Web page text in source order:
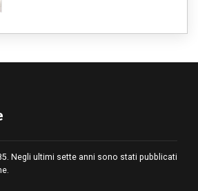
Negli ultimi sette anni sono stati pubblicati